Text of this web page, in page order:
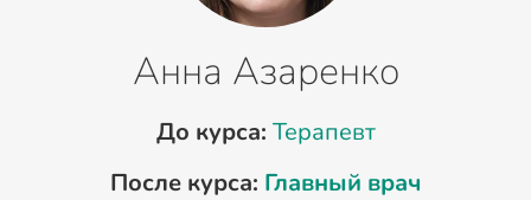
Анна Азаренко
До курса: Терапевт
После курса: Главный врач